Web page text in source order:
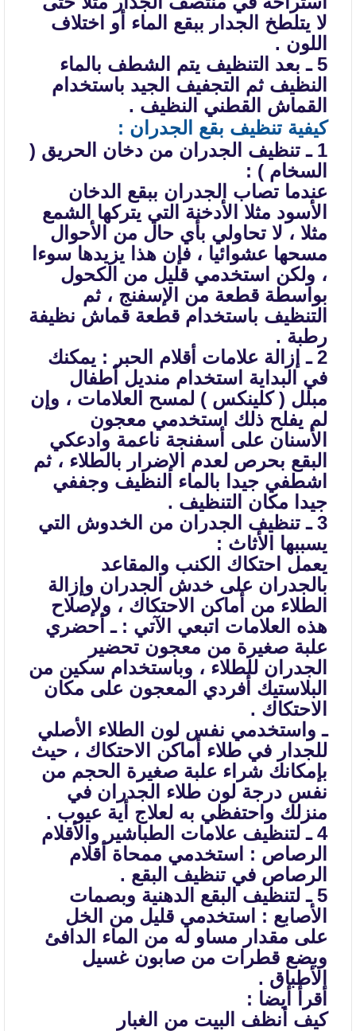
لا يتلطخ الجدار ببقع الماء أو اختلاف
اللون .
5 ـ بعد التنظيف يتم الشطف بالماء
النظيف ثم التجفيف الجيد باستخدام
القماش القطني النظيف .
كيفية تنظيف بقع الجدران :
1 ـ تنظيف الجدران من دخان الحريق (
السخام ) :
عندما تصاب الجدران ببقع الدخان
الأسود مثلا الأدخنة التي يتركها الشمع
مثلا ، لا تحاولي بأي حال من الأحوال
مسحها عشوائيا ، فإن هذا يزيدها سوءا
، ولكن استخدمي قليل من الكحول
بواسطة قطعة من الإسفنج ، ثم
التنظيف باستخدام قطعة قماش نظيفة
رطبة .
2 ـ إزالة علامات أقلام الحبر : يمكنك
في البداية استخدام منديل أطفال
مبلل ( كلينكس ) لمسح العلامات ، وإن
لم يفلح ذلك استخدمي معجون
الأسنان على أسفنجة ناعمة وادعكي
البقع بحرص لعدم الإضرار بالطلاء ، ثم
اشطفي جيدا بالماء النظيف وجففي
جيدا مكان التنظيف .
3 ـ تنظيف الجدران من الخدوش التي
يسببها الأثاث :
يعمل احتكاك الكنب والمقاعد
بالجدران على خدش الجدران وإزالة
الطلاء من أماكن الاحتكاك ، ولإصلاح
هذه العلامات اتبعي الآتي : ـ أحضري
علبة صغيرة من معجون تحضير
الجدران للطلاء ، وباستخدام سكين من
البلاستيك أفردي المعجون على مكان
الاحتكاك .
ـ واستخدمي نفس لون الطلاء الأصلي
للجدار في طلاء أماكن الاحتكاك ، حيث
بإمكانك شراء علبة صغيرة الحجم من
نفس درجة لون طلاء الجدران في
منزلك واحتفظي به لعلاج أية عيوب .
4 ـ لتنظيف علامات الطباشير والأقلام
الرصاص : استخدمي ممحاة أقلام
الرصاص في تنظيف البقع .
5 ـ لتنظيف البقع الدهنية وبصمات
الأصابع : استخدمي قليل من الخل
على مقدار مساو له من الماء الدافئ
وبضع قطرات من صابون غسيل
الأطباق .
أقرأ أيضا :
كيف أنظف البيت من الغبار